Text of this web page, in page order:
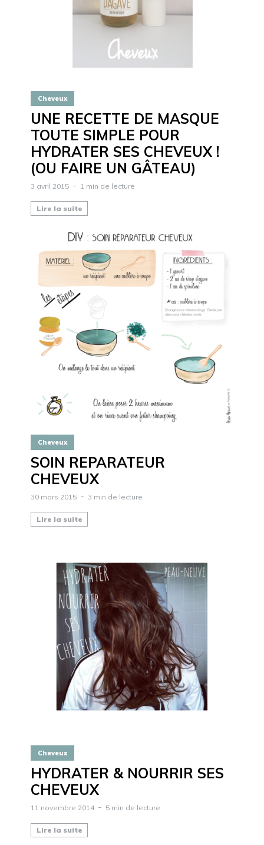
Cheveux
UNE RECETTE DE MASQUE
TOUTE SIMPLE POUR
HYDRATER SES CHEVEUX !
(OU FAIRE UN GÂTEAU)
3 avril 2015 1 min de lecture
Lire la suite
Cheveux
SOIN REPARATEUR
CHEVEUX
30 mars 2015 3 min de lecture
Lire la suite
Cheveux
HYDRATER & NOURRIR SES
CHEVEUX
11 novembre 2014 5 min de lecture
Lire la suite